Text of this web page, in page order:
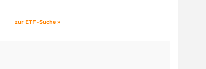
zur ETF-Suche »